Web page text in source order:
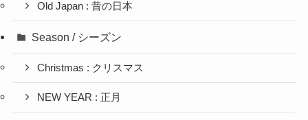
Old Japan : 昔の日本
Season / シーズン
Christmas : クリスマス
NEW YEAR : 正月